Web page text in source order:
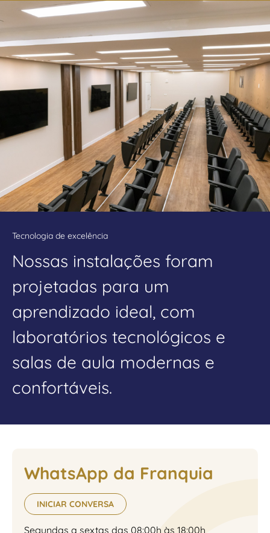
Tecnologia de excelência
Nossas instalações foram
projetadas para um
aprendizado ideal, com
laboratórios tecnológicos e
salas de aula modernas e
confortáveis.
WhatsApp da Franquia
INICIAR CONVERSA
Segundas a sextas das 08:00h às 18:00h